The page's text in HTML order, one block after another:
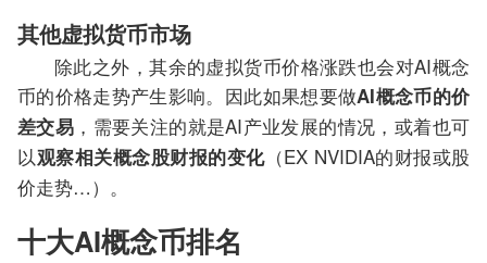
其他虚拟货币市场
除此之外，其余的虚拟货币价格涨跌也会对AI概念
币的价格走势产生影响。因此如果想要做AI概念币的价
差交易 ，需要关注的就是AI产业发展的情况，或着也可
以观察相关概念股财报的变化（EX NVIDIA的财报或股
价走势…）。
十大AI概念币排名